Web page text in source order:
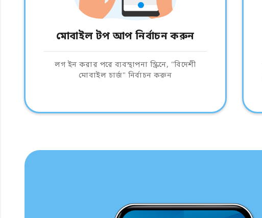
মোবাইল টপ আপ নির্বাচন করুন
লগ ইন করার পরে ব্যবস্থাপনা স্ক্রিনে, "বিদেশী
মোবাইল চার্জ" নির্বাচন করুন